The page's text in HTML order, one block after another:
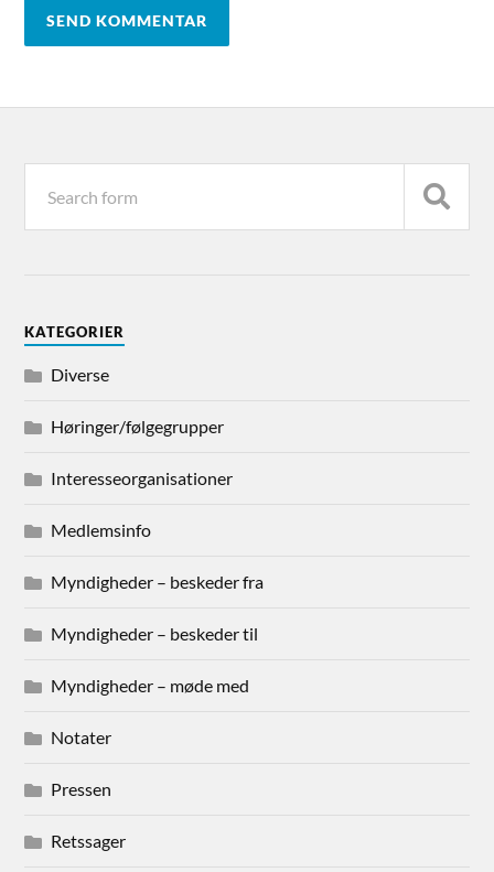
KATEGORIER
Diverse
Høringer/følgegrupper
Interesseorganisationer
Medlemsinfo
Myndigheder – beskeder fra
Myndigheder – beskeder til
Myndigheder – møde med
Notater
Pressen
Retssager